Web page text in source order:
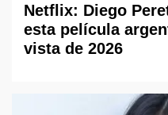
Netflix: Diego
esta película
vista de 2026